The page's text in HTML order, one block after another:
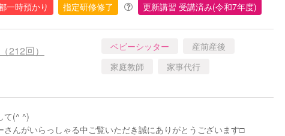
一時預かり 指定研修修了 更新講習 受講済み(令和7年度)
（212回） ベビーシッター
産前産後
家庭教師
家事代行
て(^ ^)
さんがいらっしゃる中ご覧いただき誠にありがとうございます□︎